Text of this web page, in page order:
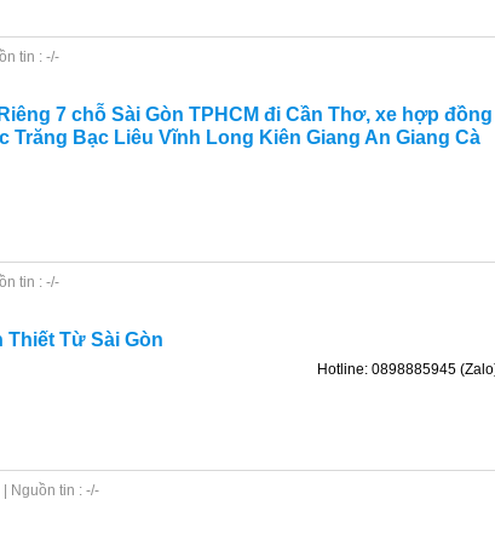
tin : -/-
7 chỗ Sài Gòn TPHCM đi Cần Thơ, xe hợp đồng
Trăng Bạc Liêu Vĩnh Long Kiên Giang An Giang Cà
tin : -/-
Thiết Từ Sài Gòn
Hotline: 0898885945
Nguồn tin : -/-